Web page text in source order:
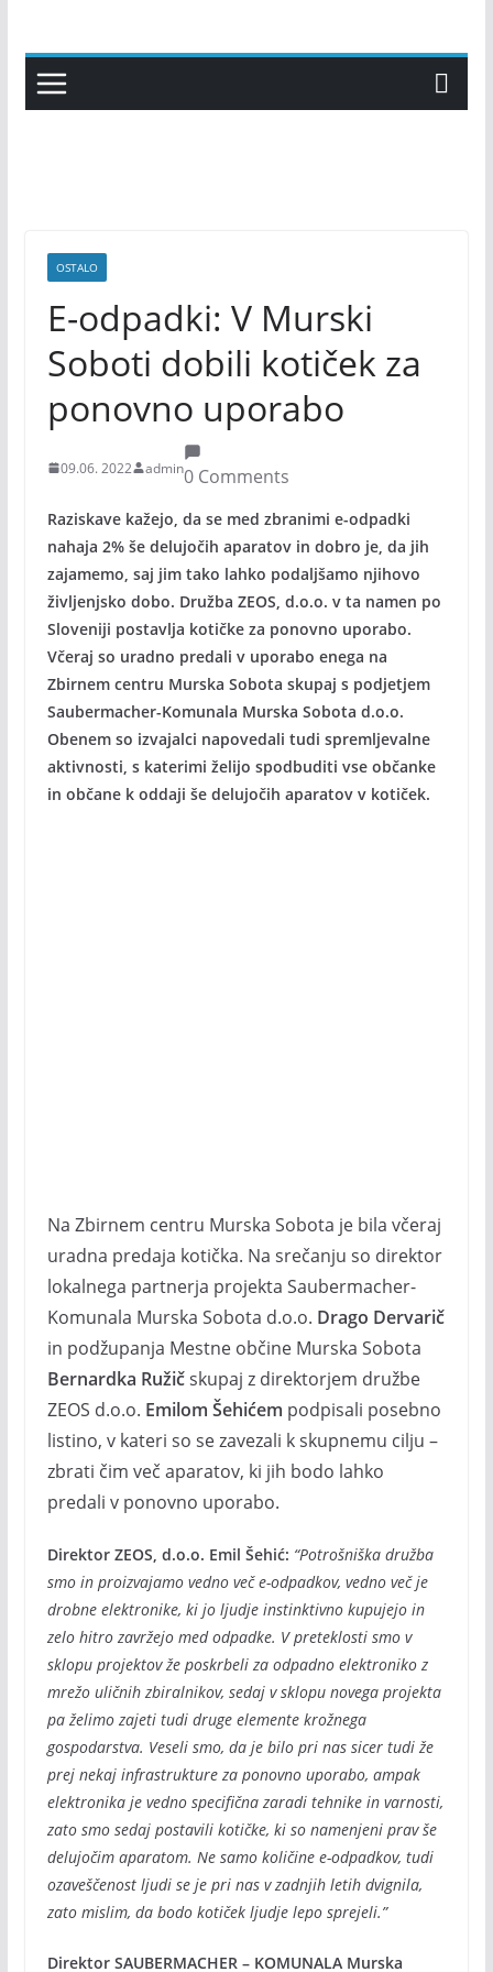
content
OSTALO
E-odpadki: V Murski
Soboti dobili kotiček za
ponovno uporabo
09.06. 2022 admin0 Comments
Raziskave kažejo, da se med zbranimi e-odpadki
nahaja 2% še delujočih aparatov in dobro je, da jih
zajamemo, saj jim tako lahko podaljšamo njihovo
življenjsko dobo. Družba ZEOS, d.o.o. v ta namen po
Sloveniji postavlja kotičke za ponovno uporabo.
Včeraj so uradno predali v uporabo enega na
Zbirnem centru Murska Sobota skupaj s podjetjem
Saubermacher-Komunala Murska Sobota d.o.o.
Obenem so izvajalci napovedali tudi spremljevalne
aktivnosti, s katerimi želijo spodbuditi vse občanke
in občane k oddaji še delujočih aparatov v kotiček.
Na Zbirnem centru Murska Sobota je bila včeraj
uradna predaja kotička. Na srečanju so direktor
lokalnega partnerja projekta Saubermacher-
Komunala Murska Sobota d.o.o. Drago Dervarič
in podžupanja Mestne občine Murska Sobota
Bernardka Ružičskupaj z direktorjem družbe
ZEOS d.o.o. Emilom Šehićem podpisali posebno
listino, v kateri so se zavezali k skupnemu cilju –
zbrati čim več aparatov, ki jih bodo lahko
predali v ponovno uporabo.
Direktor ZEOS, d.o.o. Emil Šehić: “Potrošniška družba
smo in proizvajamo vedno več e-odpadkov, vedno več je
drobne elektronike, ki jo ljudje instinktivno kupujejo in
zelo hitro zavržejo med odpadke. V preteklosti smo v
sklopu projektov že poskrbeli za odpadno elektroniko z
mrežo uličnih zbiralnikov, sedaj v sklopu novega projekta
pa želimo zajeti tudi druge elemente krožnega
gospodarstva. Veseli smo, da je bilo pri nas sicer tudi že
prej nekaj infrastrukture za ponovno uporabo, ampak
elektronika je vedno specifična zaradi tehnike in varnosti,
zato smo sedaj postavili kotičke, ki so namenjeni prav še
delujočim aparatom. Ne samo količine e-odpadkov, tudi
ozaveščenost ljudi se je pri nas v zadnjih letih dvignila,
zato mislim, da bodo kotiček ljudje lepo sprejeli.”
Direktor SAUBERMACHER – KOMUNALA Murska